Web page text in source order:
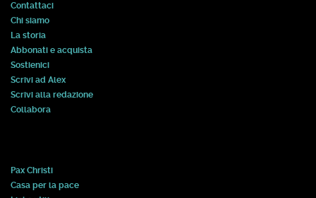
Contattaci
Chi siamo
La storia
Abbonati e acquista
Sostienici
Scrivi ad Alex
Scrivi alla redazione
Collabora
Pax Christi
Casa per la pace